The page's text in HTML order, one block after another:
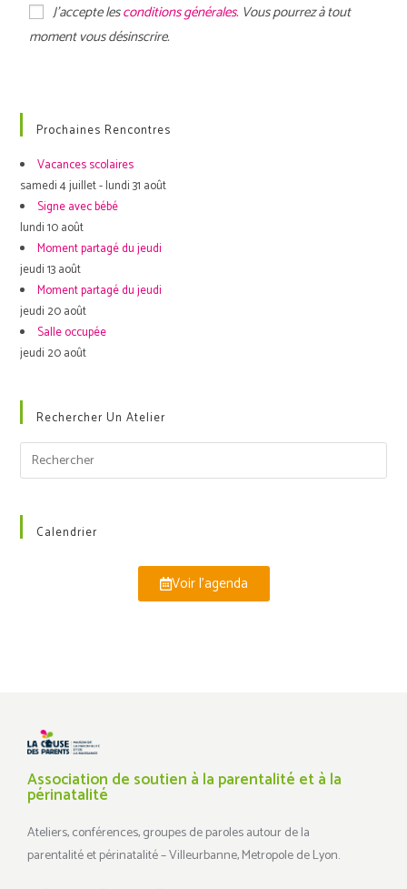
J'accepte lesconditions générales. Vous pourrez à tout
moment vous désinscrire.
Prochaines Rencontres
Vacances scolaires
samedi 4 juillet - lundi 31 août
Signe avec bébé
lundi 10 août
Moment partagé du jeudi
jeudi 13 août
Moment partagé du jeudi
jeudi 20 août
Salle occupée
jeudi 20 août
Rechercher Un Atelier
Calendrier
Voir l'agenda
Association de soutien à la parentalité et à la
périnatalité
Ateliers, conférences, groupes de paroles autour de la
parentalité et périnatalité – Villeurbanne, Metropole de Lyon.